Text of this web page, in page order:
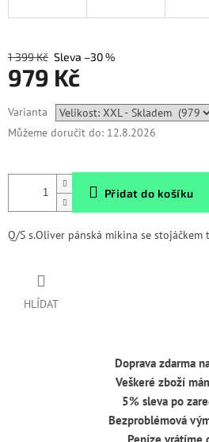
1 399 Kč –30 %
979 Kč
cena:
Varianta
Můžeme doručit do: 12.8.2026
Přidat do košíku
Q/S s.Oliver pánská mikina se
HLÍDAT
Doprava zdarma
Veškeré zboží
5% sleva po
Bezproblémová